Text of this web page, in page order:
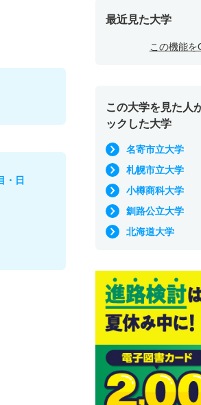
・日
最近見た大学
この機能を
この大学を見た人
ックした大学
名寄市立大学
札幌市立大学
小樽商科大学
釧路公立大学
北海道大学